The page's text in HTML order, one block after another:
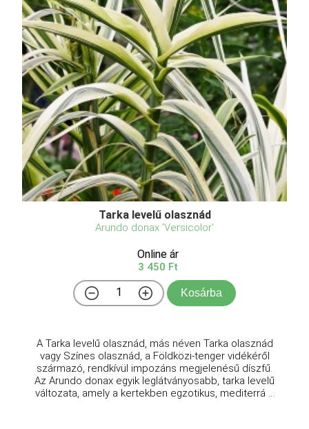
Tarka levelű olasznád
Arundo donax 'Versicolor'
Online ár
3 450 Ft
Kosárba
A Tarka levelű olasznád, más néven Tarka olasznád
vagy Színes olasznád, a Földközi-tenger vidékéről
származó, rendkívül impozáns megjelenésű díszfű.
Az Arundo donax egyik leglátványosabb, tarka levelű
változata, amely a kertekben egzotikus, mediterrá ...